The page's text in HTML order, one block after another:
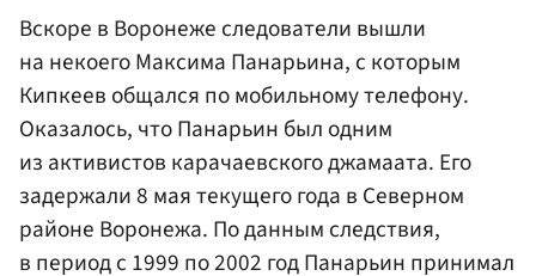
Вскоре в Воронеже следователи вышли
на некоего Максима Панарьина, с которым
Кипкеев общался по мобильному телефону.
Оказалось, что Панарьин был одним
из активистов карачаевского джамаата. Его
задержали 8 мая текущего года в Северном
районе Воронежа. По данным следствия,
в период с 1999 по 2002 год Панарьин принимал